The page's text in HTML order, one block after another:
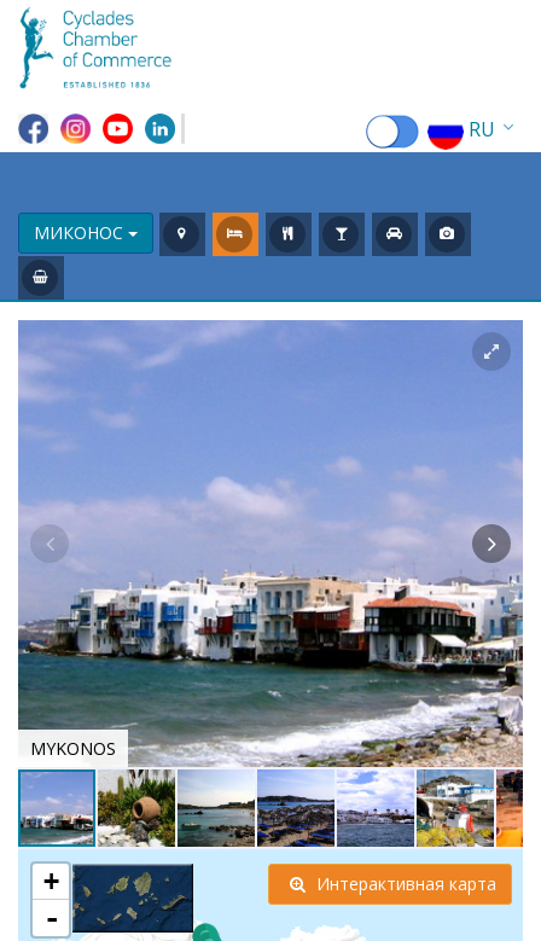
RU
DE
IT
МИКОНОС
MYKONOS
+
-
Интерактивная карта